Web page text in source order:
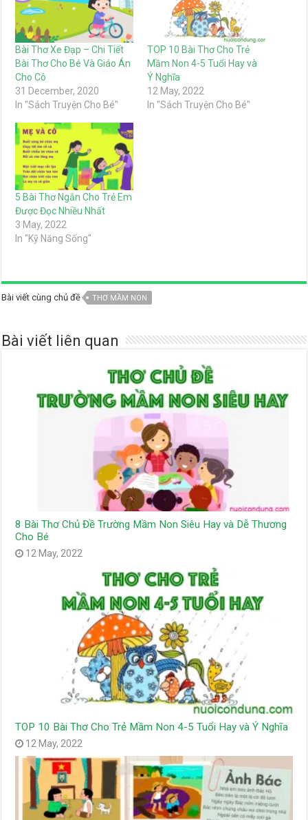
Bài Thơ Xe Đạp – Chi Tiết
Bài Thơ Cho Bé Và Giáo Án
Cho Cô
31 December, 2020
In "Sách Truyện Cho Bé"
TOP 10 Bài Thơ Cho Trẻ
Mầm Non 4-5 Tuổi Hay và
Ý Nghĩa
12 May, 2022
In "Sách Truyện Cho Bé"
5 Bài Thơ Ngắn Cho Trẻ Em
Được Đọc Nhiều Nhất
3 May, 2022
In "Kỹ Năng Sống"
Bài viết cùng chủ đề THƠ MẦM NON
Bài viết liên quan
8 Bài Thơ Chủ Đề Trường Mầm Non Siêu Hay và Dễ Thương
Cho Bé
12 May, 2022
TOP 10 Bài Thơ Cho Trẻ Mầm Non 4-5 Tuổi Hay và Ý Nghĩa
12 May, 2022